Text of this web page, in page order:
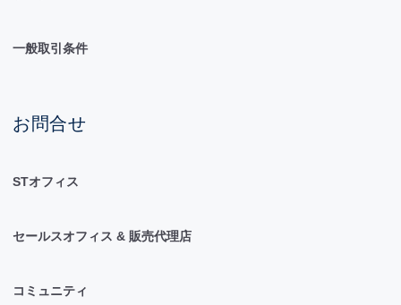
一般取引条件
お問合せ
STオフィス
セールスオフィス & 販売代理店
コミュニティ